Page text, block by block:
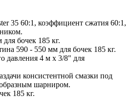
35 60:1, коэффициент сжатия 60:1,
бочек 185 кг.
590 - 550 мм для бочек 185 кг.
давления 4 м x 3/8" для
консистентной смазки под
шарниром.
185 кг.